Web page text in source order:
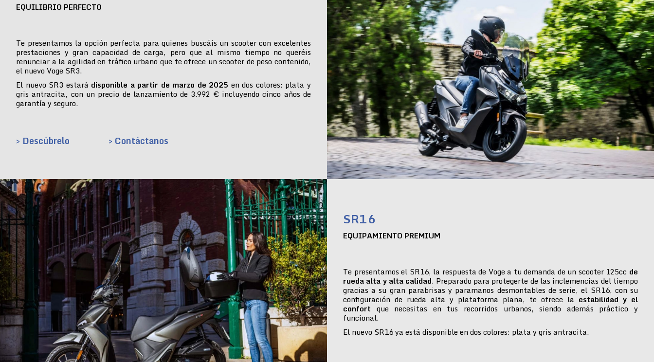
EQUILIBRIO PERFECTO
Te presentamos la opción perfecta para quienes buscáis un scooter con excelentes
prestaciones y gran capacidad de carga, pero que al mismo tiempo no queréis
renunciar a la agilidad en tráfico urbano que te ofrece un scooter de peso contenido,
el nuevo Voge SR3.
El nuevo SR3 estará disponible a partir de marzo de 2025 en dos colores: plata y
gris antracita, con un precio de lanzamiento de 3.992 € incluyendo cinco años de
garantía y seguro.
> Descúbrelo > Contáctanos
SR16
EQUIPAMIENTO PREMIUM
Te presentamos el SR16, la respuesta de Voge a tu demanda de un scooter 125cc de
rueda alta y alta calidad. Preparado para protegerte de las inclemencias del tiempo
gracias a su gran parabrisas y paramanos desmontables de serie, el SR16, con su
configuración de rueda alta y plataforma plana, te ofrece la estabilidad y el
confort que necesitas en tus recorridos urbanos, siendo además práctico y
funcional.
El nuevo SR16 ya está disponible en dos colores: plata y gris antracita.